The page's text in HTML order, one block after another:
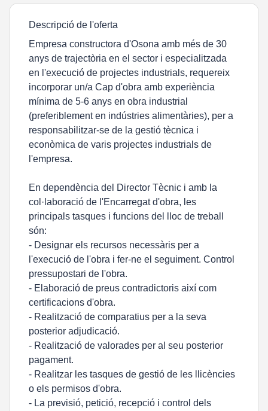
Descripció de l'oferta
Empresa constructora d'Osona amb més de 30
anys de trajectòria en el sector i especialitzada
en l'execució de projectes industrials, requereix
incorporar un/a Cap d'obra amb experiència
mínima de 5-6 anys en obra industrial
(preferiblement en indústries alimentàries), per a
responsabilitzar-se de la gestió tècnica i
econòmica de varis projectes industrials de
l'empresa.
En dependència del Director Tècnic i amb la
col·laboració de l'Encarregat d'obra, les
principals tasques i funcions del lloc de treball
són:
- Designar els recursos necessàris per a
l'execució de l'obra i fer-ne el seguiment. Control
pressupostari de l'obra.
- Elaboració de preus contradictoris així com
certificacions d'obra.
- Realització de comparatius per a la seva
posterior adjudicació.
- Realització de valorades per al seu posterior
pagament.
- Realitzar les tasques de gestió de les llicències
o els permisos d'obra.
- La previsió, petició, recepció i control dels